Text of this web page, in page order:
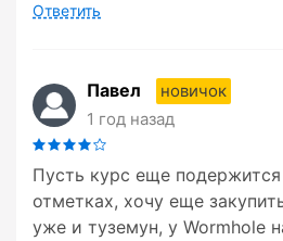
Ответить
Павел
новичок
1 год назад
Пусть курс еще подержится
отметках, хочу еще
уже и туземун, у Wormhole